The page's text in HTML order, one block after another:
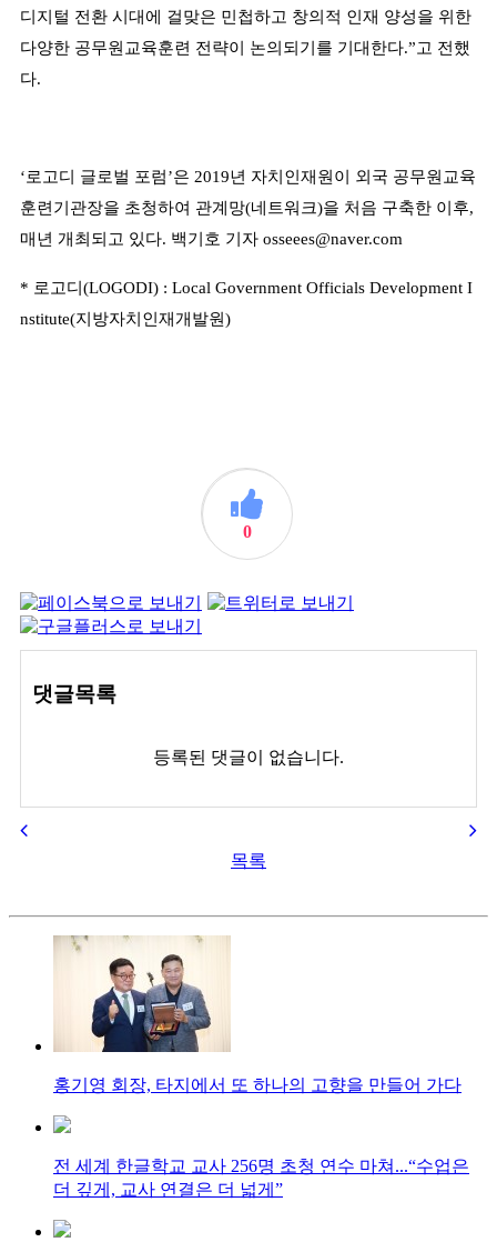
디지털 전환 시대에 걸맞은 민첩하고 창의적 인재 양성을 위한
다양한 공무원교육훈련 전략이 논의되기를 기대한다.”고 전했
다.
‘로고디 글로벌 포럼’은 2019년 자치인재원이 외국 공무원교육
훈련기관장을 초청하여 관계망(네트워크)을 처음 구축한 이후,
매년 개최되고 있다. 백기호 기자 osseees@naver.com
* 로고디 (LOGODI) : Local Government Officials Development I
nstitute(지방자치인재개발원)
0
댓글목록
등록된 댓글이 없습니다.
목록
홍기영 회장, 타지에서 또 하나의 고향을 만들어 가다
전 세계 한글학교 교사 256명 초청 연수 마쳐...“수업은
더 깊게, 교사 연결은 더 넓게”